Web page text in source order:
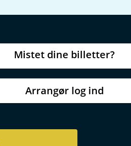
Mistet dine billetter?
Arrangør log ind